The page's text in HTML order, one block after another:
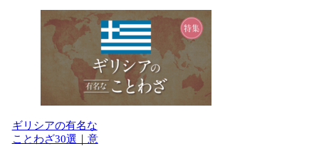
ギリシアの有名な
ことわざ30選｜意